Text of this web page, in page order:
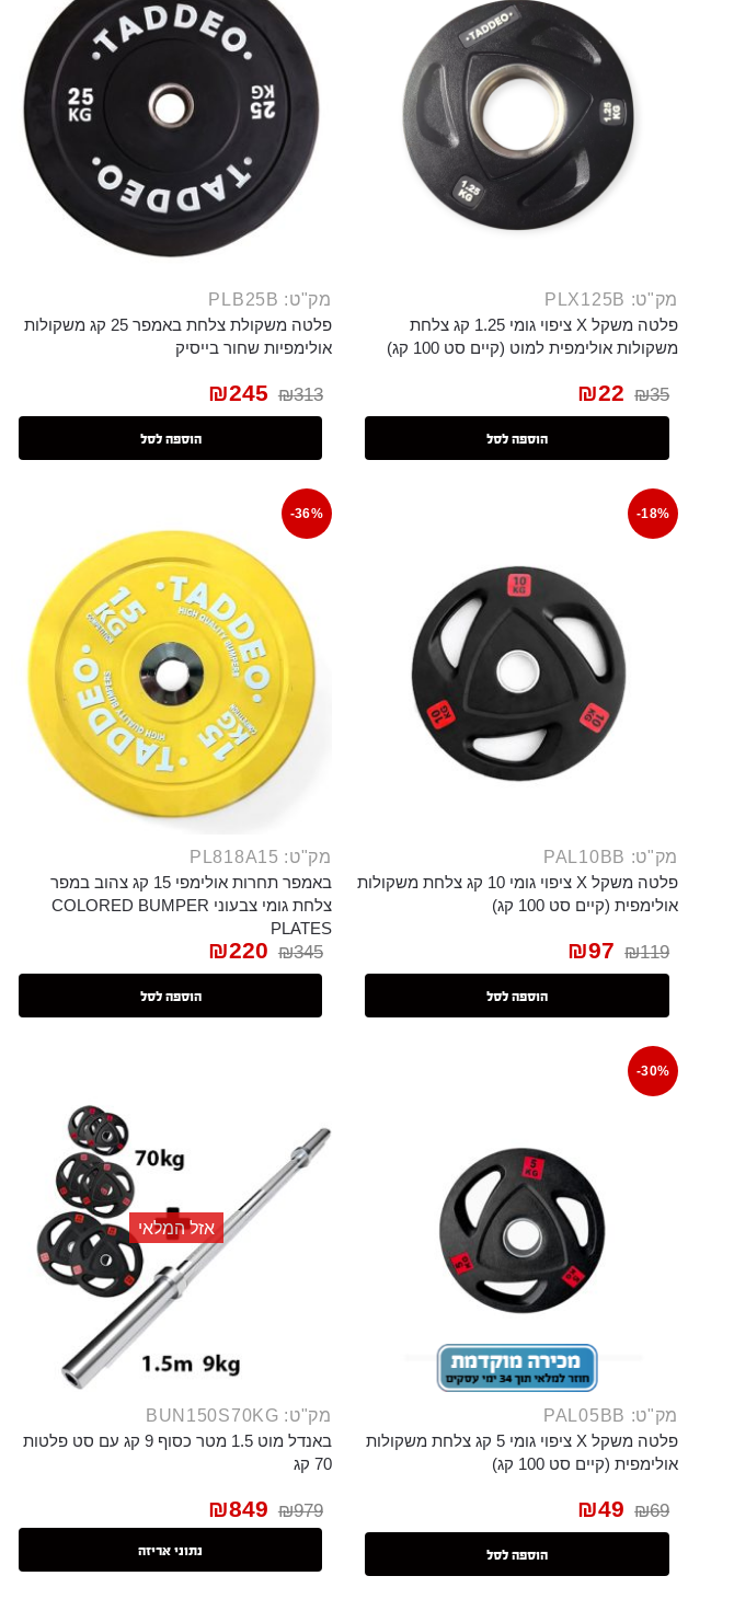
מק"ט: PLX125B
פלטה משקל X ציפוי גומי 1.25 קג צלחת
משקולות אולימפית למוט (קיים סט 100 קג)
₪35
₪22
הוספה לסל
מק"ט: PLB25B
פלטה משקולת צלחת באמפר 25 קג משקולות
אולימפיות שחור בייסיק
₪313
₪245
הוספה לסל
-18%
מק"ט: PAL10BB
פלטה משקל X ציפוי גומי 10 קג צלחת משקולות
אולימפית (קיים סט 100 קג)
₪119
₪97
הוספה לסל
-36%
מק"ט: PL818A15
באמפר תחרות אולימפי 15 קג צהוב במפר
צלחת גומי צבעוני COLORED BUMPER
PLATES
₪345
₪220
הוספה לסל
-30%
מק"ט: PAL05BB
פלטה משקל X ציפוי גומי 5 קג צלחת משקולות
אולימפית (קיים סט 100 קג)
₪69
₪49
הוספה לסל
אזל המלאי
מק"ט: BUN150S70KG
באנדל מוט 1.5 מטר כסוף 9 קג עם סט פלטות
70 קג
₪979
₪849
נתוני אריזה